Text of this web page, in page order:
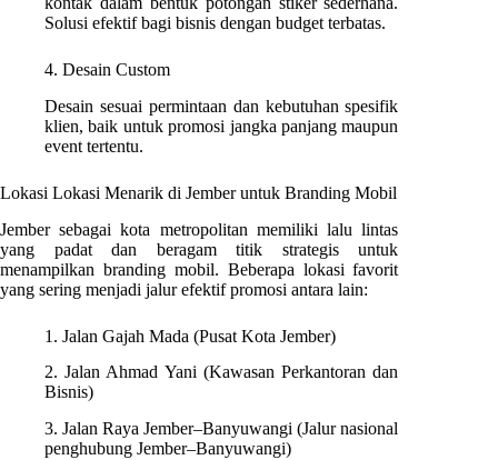
Solusi efektif bagi bisnis dengan budget terbatas.
4. Desain Custom
Desain sesuai permintaan dan kebutuhan spesifik
klien, baik untuk promosi jangka panjang maupun
event tertentu.
Lokasi Lokasi Menarik di Jember untuk Branding Mobil
Jember sebagai kota metropolitan memiliki lalu lintas
yang padat dan beragam titik strategis untuk
menampilkan branding mobil. Beberapa lokasi favorit
yang sering menjadi jalur efektif promosi antara lain:
1. Jalan Gajah Mada (Pusat Kota Jember)
2. Jalan Ahmad Yani (Kawasan Perkantoran dan
Bisnis)
3. Jalan Raya Jember–Banyuwangi (Jalur nasional
penghubung Jember–Banyuwangi)